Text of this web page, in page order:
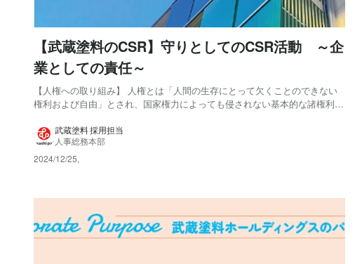
【武蔵塗料のCSR】守りとしてのCSR活動 ～企
業としての責任～
【人権への取り組み】 人権とは「人間の生存にとって欠くことのできない
権利および自由」とされ、国家権力によっても侵されない基本的な諸権利で
ら、現代社会においても依然として人権を阻害する行為が多く発生していま
す。当社グループは自社の企業活動やそ...
武蔵塗料 採用担当
人事総務本部
2024/12/25,